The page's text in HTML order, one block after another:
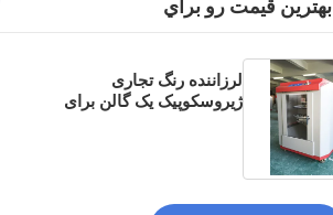
بهترين قيمت رو براي
لرزاننده رنگ تجاری
ژیروسکوپیک یک گالن برای